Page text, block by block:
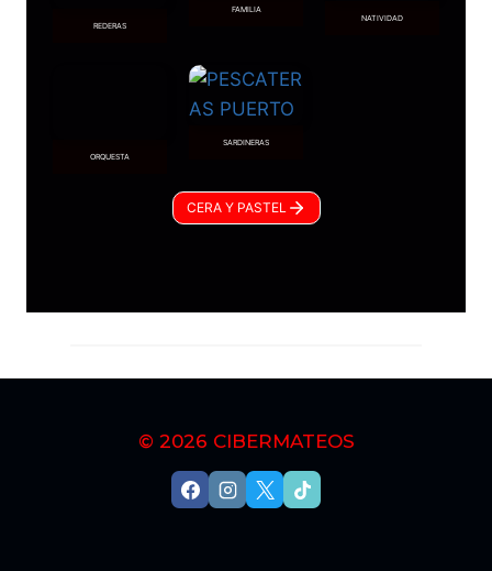
REDERAS
FAMILIA
NATIVIDAD
ORQUESTA
SARDINERAS
CERA Y PASTEL
© 2026 CIBERMATEOS